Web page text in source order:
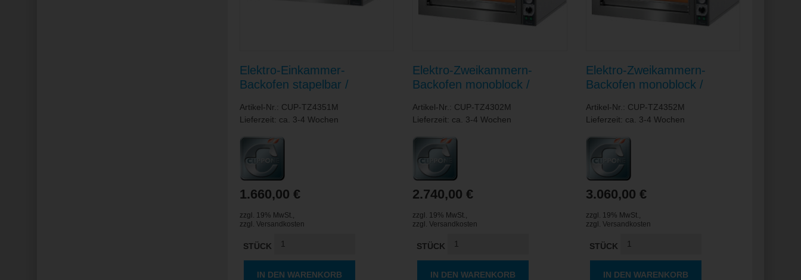
Elektro-Einkammer-
Backofen stapelbar /
140 mm
Artikel-Nr.: CUP-TZ4351M
Lieferzeit: ca. 3-4 Wochen
1.660,00 €
zzgl. 19% MwSt.
zzgl. Versandkosten
STÜCK
IN DEN WARENKORB
Elektro-Zweikammern-
Backofen monoblock /
140 mm
Artikel-Nr.: CUP-TZ4302M
Lieferzeit: ca. 3-4 Wochen
2.740,00 €
zzgl. 19% MwSt.
zzgl.Versandkosten
STÜCK
IN DEN WARENKORB
Elektro-Zweikammern-
Backofen monoblock /
140 mm
Artikel-Nr.: CUP-TZ4352M
Lieferzeit: ca. 3-4 Wochen
3.060,00 €
zzgl. 19% MwSt.
zzgl. Versandkosten
STÜCK
IN DEN WARENKORB